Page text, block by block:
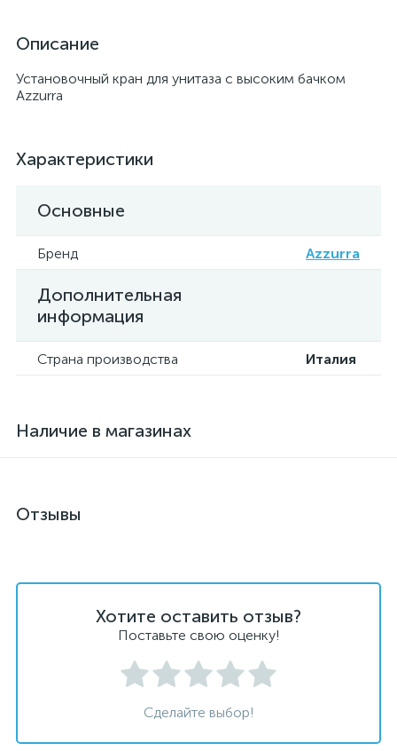
Описание
Установочный кран для унитаза с высоким бачком
Azzurra
Характеристики
Основные
Бренд Azzurra
Дополнительная
информация
Страна производства Италия
Наличие в магазинах
Отзывы
Хотите оставить отзыв?
Поставьте свою оценку!
Сделайте выбор!